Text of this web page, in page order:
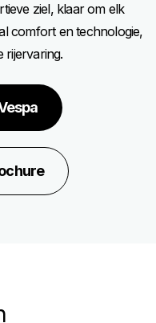
ziel, klaar om elk
comfort en technologie,
rijervaring.